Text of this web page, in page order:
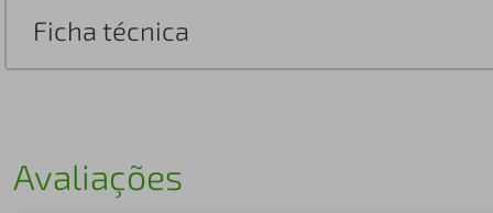
Ficha técnica
Avaliações